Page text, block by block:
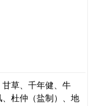
甘草、千年健、牛
杜仲（盐制）、地